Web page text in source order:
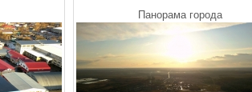
Панорама города